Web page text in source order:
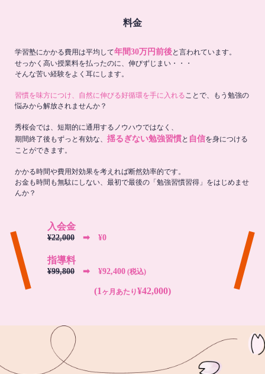
料金
学習塾にかかる費用は平均して年間30万円前後と言われています。
せっかく高い授業料を払ったのに、伸びずじまい・・・
そんな苦い経験をよく耳にします。
習慣を味方につけ、自然に伸びる好循環を手に入れる ことで、もう勉強の
悩みから解放されませんか？
秀桜会では、短期的に通用するノウハウではなく、
期間終了後もずっと有効な、 揺るぎない勉強習慣と 自信を身につける
ことができます。
かかる時間や費用対効果を考えれば断然効率的です。
お金も時間も無駄にしない、最初で最後の「勉強習慣習得」をはじめませ
んか？
入会金
¥22,000 ➡︎ ¥0
指導料
¥99,800 ➡︎ ¥92,400 (税込)
(1 ヶ月あたり¥42,000)